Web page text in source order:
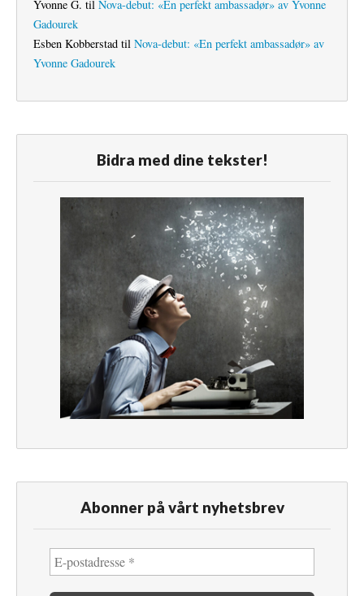
Yvonne G. til Nova-debut: «En perfekt ambassadør» av Yvonne
Gadourek
Esben Kobberstad til Nova-debut: «En perfekt ambassadør» av
Yvonne Gadourek
Bidra med dine tekster!
Abonner på vårt nyhetsbrev